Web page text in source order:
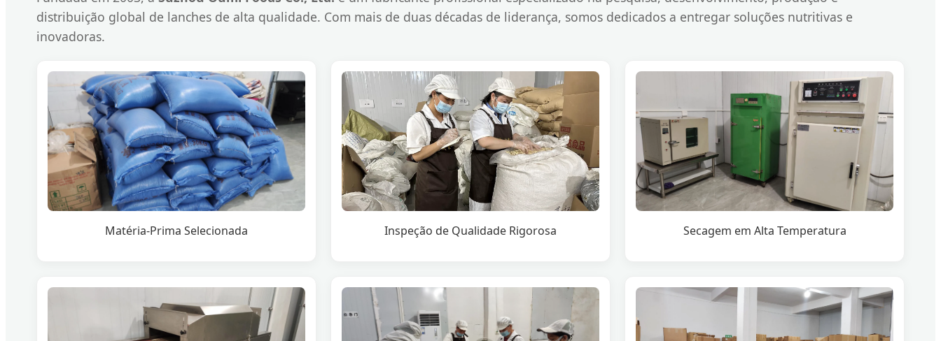
distribuição global de lanches de alta qualidade. Com mais de duas décadas de liderança, somos dedicados a entregar soluções nutritivas e
inovadoras.
Matéria-Prima Selecionada Inspeção de Qualidade Rigorosa Secagem em Alta Temperatura